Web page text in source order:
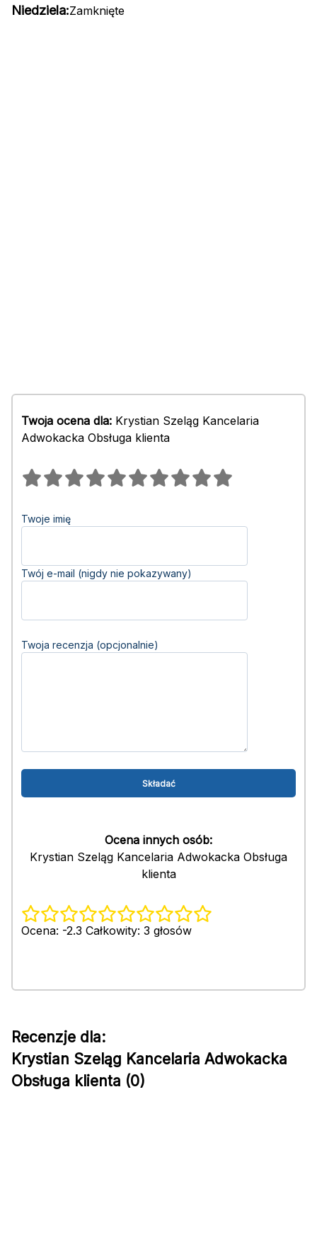
Niedziela:Zamknięte
Twoja ocena dla: Krystian Szeląg Kancelaria
Adwokacka Obsługa klienta
Twoje imię
Twój e-mail (nigdy nie pokazywany)
Twoja recenzja (opcjonalnie)
Ocena innych osób:
Krystian Szeląg Kancelaria Adwokacka Obsługa
klienta
Ocena: -2.3 Całkowity: 3 głosów
Recenzje dla:
Krystian Szeląg Kancelaria Adwokacka
Obsługa klienta (0)